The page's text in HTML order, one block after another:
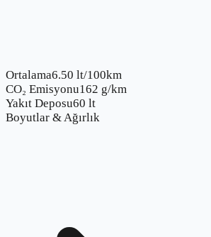
Ortalama6.50 lt/100km
CO₂ Emisyonu162 g/km
Yakıt Deposu60 lt
Boyutlar & Ağırlık